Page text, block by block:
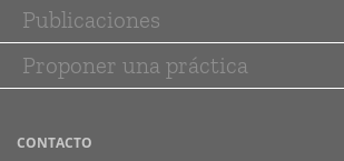
navigation
Publicaciones
Proponer una práctica
CONTACTO